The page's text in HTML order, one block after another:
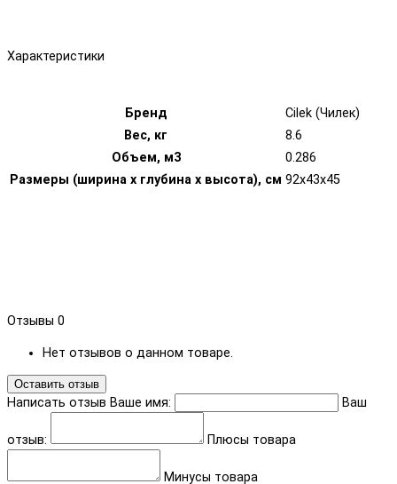
Характеристики
Бренд
Cilek (Чилек)
Вес, кг
8.6
Объем, м3
0.286
Размеры (ширина х глубина х высота), см 92х43х45
Отзывы 0
Нет отзывов о данном товаре.
Оставить отзыв
Написать отзыв Ваше имя: Ваш
отзыв: Плюсы товара
Минусы товара